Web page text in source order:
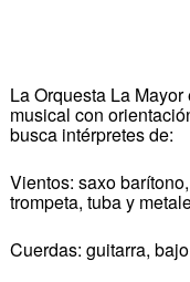
La Orquesta La
musical con
busca intérpretes de:
Vientos: saxo
trompeta, tuba y
Cuerdas: guitarra,